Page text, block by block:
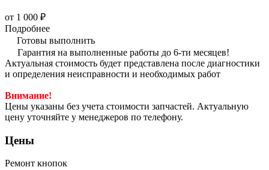
от 1 000 ₽
Подробнее
Готовы выполнить
Гарантия на выполненные работы до 6-ти месяцев!
Актуальная стоимость будет представлена после диагностики
и определения неисправности и необходимых работ
Внимание!
Цены указаны без учета стоимости запчастей. Актуальную
цену уточняйте у менеджеров по телефону.
Цены
Ремонт кнопок